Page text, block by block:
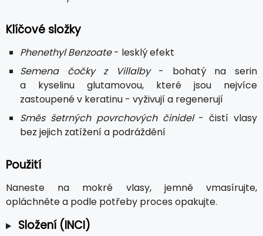
Klíčové složky
Phenethyl Benzoate- lesklý efekt
Semena čočky z Villalby- bohatý na serin
a kyselinu glutamovou, které jsou nejvíce
zastoupené v keratinu - vyživují a regenerují
Směs šetrných povrchových činidel- čistí vlasy
bez jejich zatížení a podráždění
Použití
Naneste na mokré vlasy, jemně vmasírujte,
opláchněte a podle potřeby proces opakujte.
Složení (INCI)